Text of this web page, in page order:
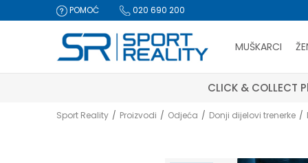
POMOĆ 020 690 200
MUŠKARCI
CLICK &
Sport Reality Proizvodi Odjeća Donji dijelovi trenerke